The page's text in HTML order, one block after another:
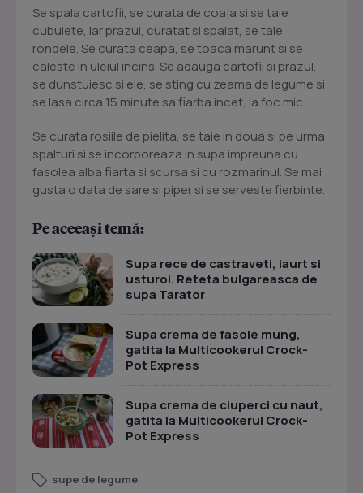
Se spala cartofii, se curata de coaja si se taie
cubulete, iar prazul, curatat si spalat, se taie
rondele. Se curata ceapa, se toaca marunt si se
caleste in uleiul incins. Se adauga cartofii si prazul,
se dunstuiesc si ele, se sting cu zeama de legume si
se lasa circa 15 minute sa fiarba incet, la foc mic.
Se curata rosiile de pielita, se taie in doua si pe urma
spalturi si se incorporeaza in supa impreuna cu
fasolea alba fiarta si scursa si cu rozmarinul. Se mai
gusta o data de sare si piper si se serveste fierbinte.
Pe aceeași temă:
Supa rece de castraveti, iaurt si
usturoi. Reteta bulgareasca de
supa Tarator
Supa crema de fasole mung,
gatita la Multicookerul Crock-
Pot Express
Supa crema de ciuperci cu naut,
gatita la Multicookerul Crock-
Pot Express
supe de legume